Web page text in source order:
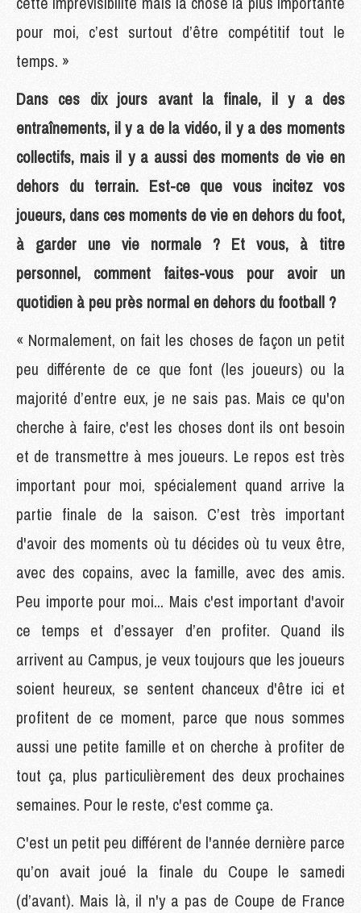
pour moi, c’est surtout d’être compétitif tout le
temps. »
Dans ces dix jours avant la finale, il y a des
entraînements, il y a de la vidéo, il y a des moments
collectifs, mais il y a aussi des moments de vie en
dehors du terrain. Est-ce que vous incitez vos
joueurs, dans ces moments de vie en dehors du foot,
à garder une vie normale ? Et vous, à titre
personnel, comment faites-vous pour avoir un
quotidien à peu près normal en dehors du football ?
« Normalement, on fait les choses de façon un petit
peu différente de ce que font (les joueurs) ou la
majorité d’entre eux, je ne sais pas. Mais ce qu'on
cherche à faire, c'est les choses dont ils ont besoin
et de transmettre à mes joueurs. Le repos est très
important pour moi, spécialement quand arrive la
partie finale de la saison. C’est très important
d'avoir des moments où tu décides où tu veux être,
avec des copains, avec la famille, avec des amis.
Peu importe pour moi... Mais c'est important d'avoir
ce temps et d’essayer d’en profiter. Quand ils
arrivent au Campus, je veux toujours que les joueurs
soient heureux, se sentent chanceux d'être ici et
profitent de ce moment, parce que nous sommes
aussi une petite famille et on cherche à profiter de
tout ça, plus particulièrement des deux prochaines
semaines. Pour le reste, c'est comme ça.
C'est un petit peu différent de l'année dernière parce
qu’on avait joué la finale du Coupe le samedi
(d’avant). Mais là, il n'y a pas de Coupe de France